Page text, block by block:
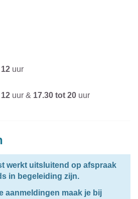
12 uur
12 uur & 17.30 tot 20 uur
werkt uitsluitend op afspraak
in begeleiding zijn.
aanmeldingen maak je bij